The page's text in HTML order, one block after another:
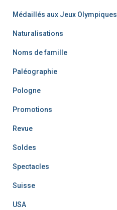
Médaillés aux Jeux Olympiques
Naturalisations
Noms de famille
Paléographie
Pologne
Promotions
Revue
Soldes
Spectacles
Suisse
USA